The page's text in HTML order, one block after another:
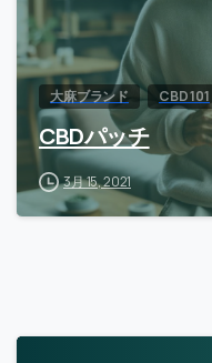
大麻ブランド CBD 101
CBDパッチ
3月 15, 2021